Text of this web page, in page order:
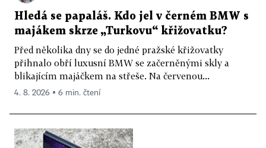
Hledá se papaláš. Kdo jel v černém BMW s
majákem skrze „Turkovu“ křižovatku?
Před několika dny se do jedné pražské křižovatky
přihnalo obří luxusní BMW se začerněnými skly a
blikajícím majáčkem na střeše. Na červenou...
4. 8. 2026 ▪ 6 min. čtení